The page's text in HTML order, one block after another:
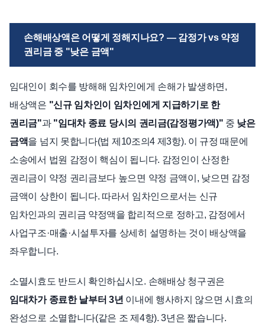
손해배상액은 어떻게 정해지나요? — 감정가 vs 약정
권리금 중 "낮은 금액"
임대인이 회수를 방해해 임차인에게 손해가 발생하면,
배상액은 "신규 임차인이 임차인에게 지급하기로 한
권리금"과 "임대차 종료 당시의 권리금(감정평가액)" 중 낮은
금액을 넘지 못합니다(법 제10조의4 제3항). 이 규정 때문에
소송에서 법원 감정이 핵심이 됩니다. 감정인이 산정한
권리금이 약정 권리금보다 높으면 약정 금액이, 낮으면 감정
금액이 상한이 됩니다. 따라서 임차인으로서는 신규
임차인과의 권리금 약정액을 합리적으로 정하고, 감정에서
사업구조·매출·시설투자를 상세히 설명하는 것이 배상액을
좌우합니다.
소멸시효도 반드시 확인하십시오. 손해배상 청구권은
임대차가 종료한 날부터 3년 이내에 행사하지 않으면 시효의
완성으로 소멸합니다(같은 조 제4항). 3년은 짧습니다.